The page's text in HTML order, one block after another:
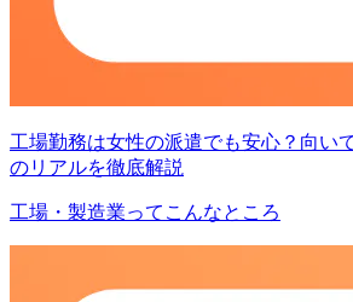
工場勤務は女性の派遣でも安心？向い
のリアルを徹底解説
工場・製造業ってこんなところ